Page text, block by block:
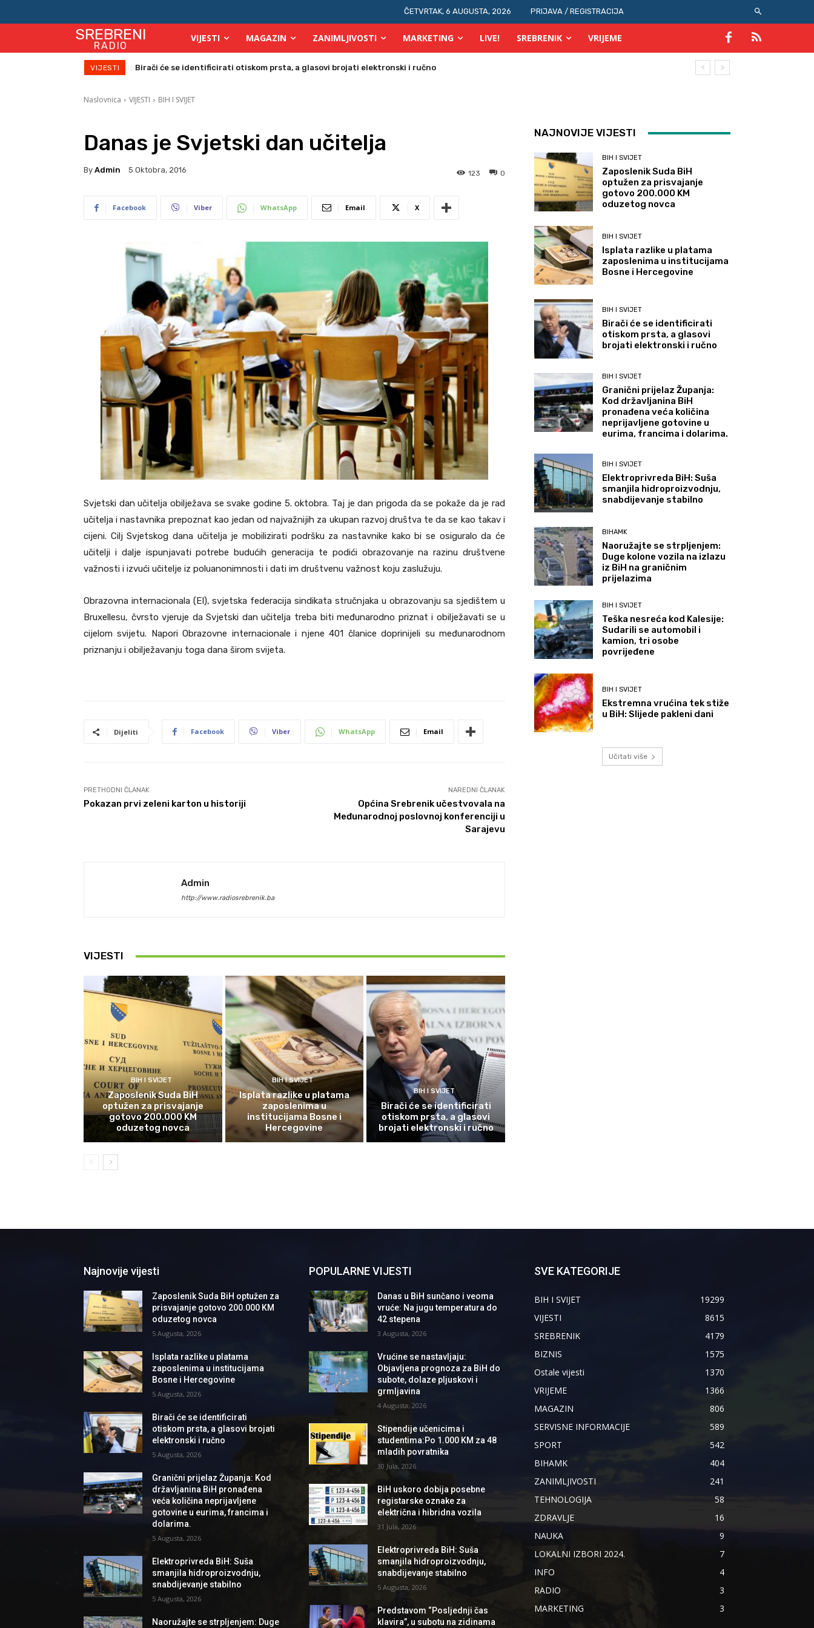
ČETVRTAK, 6 AUGUSTA, 2026 PRIJAVA / REGISTRACIJA
SREBRENI
RADIO
VIJESTI MAGAZIN ZANIMLJIVOSTI MARKETING LIVE! SREBRENIK VRIJEME
VIJESTI Birači će se identificirati otiskom prsta, a glasovi brojati elektronski i ručno
Naslovnica VIJESTI BIH I SVIJET
Danas je Svjetski dan učitelja
By Admin 5 Oktobra, 2016 0
123
Facebook Viber WhatsApp Email X
Svjetski dan učitelja obilježava se svake godine 5. oktobra. Taj je dan prigoda da se pokaže da je rad
učitelja i nastavnika prepoznat kao jedan od najvažnijih za ukupan razvoj društva te da se kao takav i
cijeni. Cilj Svjetskog dana učitelja je mobilizirati podršku za nastavnike kako bi se osiguralo da će
učitelji i dalje ispunjavati potrebe budućih generacija te podići obrazovanje na razinu društvene
važnosti i izvući učitelje iz poluanonimnosti i dati im društvenu važnost koju zaslužuju.
Obrazovna internacionala (EI), svjetska federacija sindikata stručnjaka u obrazovanju sa sjedištem u
Bruxellesu, čvrsto vjeruje da Svjetski dan učitelja treba biti međunarodno priznat i obilježavati se u
cijelom svijetu. Napori Obrazovne internacionale i njene 401 članice doprinijeli su međunarodnom
priznanju i obilježavanju toga dana širom svijeta.
Dijeliti Facebook Viber WhatsApp Email
PRETHODNI ČLANAK
Pokazan prvi zeleni karton u historiji
NAREDNI ČLANAK
Općina Srebrenik učestvovala na
Međunarodnoj poslovnoj konferenciji u
Sarajevu
Admin
http://www.radiosrebrenik.ba
VIJESTI
BIH I SVIJET
Zaposlenik Suda BiH
optužen za prisvajanje
gotovo 200.000 KM
oduzetog novca
BIH I SVIJET
Isplata razlike u platama
zaposlenima u
institucijama Bosne i
Hercegovine
BIH I SVIJET
Birači će se identificirati
otiskom prsta, a glasovi
brojati elektronski i ručno
NAJNOVIJE VIJESTI
BIH I SVIJET
Zaposlenik Suda BiH
optužen za prisvajanje
gotovo 200.000 KM
oduzetog novca
BIH I SVIJET
Isplata razlike u platama
zaposlenima u institucijama
Bosne i Hercegovine
BIH I SVIJET
Birači će se identificirati
otiskom prsta, a glasovi
brojati elektronski i ručno
BIH I SVIJET
Granični prijelaz Županja:
Kod državljanina BiH
pronađena veća količina
neprijavljene gotovine u
eurima, francima i dolarima.
BIH I SVIJET
Elektroprivreda BiH: Suša
smanjila hidroproizvodnju,
snabdijevanje stabilno
BIHAMK
Naoružajte se strpljenjem:
Duge kolone vozila na izlazu
iz BiH na graničnim
prijelazima
BIH I SVIJET
Teška nesreća kod Kalesije:
Sudarili se automobil i
kamion, tri osobe
povrijeđene
BIH I SVIJET
Ekstremna vrućina tek stiže
u BiH: Slijede pakleni dani
Učitati više
Najnovije vijesti
Zaposlenik Suda BiH optužen za
prisvajanje gotovo 200.000 KM
oduzetog novca
5 Augusta, 2026
Isplata razlike u platama
zaposlenima u institucijama
Bosne i Hercegovine
5 Augusta, 2026
Birači će se identificirati
otiskom prsta, a glasovi brojati
elektronski i ručno
5 Augusta, 2026
Granični prijelaz Županja: Kod
državljanina BiH pronađena
veća količina neprijavljene
gotovine u eurima, francima i
dolarima.
5 Augusta, 2026
Elektroprivreda BiH: Suša
smanjila hidroproizvodnju,
snabdijevanje stabilno
5 Augusta, 2026
Naoružajte se strpljenjem: Duge
POPULARNE VIJESTI
Danas u BiH sunčano i veoma
vruće: Na jugu temperatura do
42 stepena
3 Augusta, 2026
Vrućine se nastavljaju:
Objavljena prognoza za BiH do
subote, dolaze pljuskovi i
grmljavina
4 Augusta, 2026
Stipendije učenicima i
studentima:Po 1.000 KM za 48
mladih povratnika
30 Jula, 2026
BiH uskoro dobija posebne
registarske oznake za
električna i hibridna vozila
31 Jula, 2026
Elektroprivreda BiH: Suša
smanjila hidroproizvodnju,
snabdijevanje stabilno
5 Augusta, 2026
Predstavom “Posljednji čas
klavira”, u subotu na zidinama
SVE KATEGORIJE
BIH I SVIJET
19299
VIJESTI
8615
SREBRENIK
4179
BIZNIS
1575
Ostale vijesti
1370
VRIJEME
1366
MAGAZIN
806
SERVISNE INFORMACIJE
589
SPORT
542
BIHAMK
404
ZANIMLJIVOSTI
241
TEHNOLOGIJA
58
ZDRAVLJE
16
NAUKA
9
LOKALNI IZBORI 2024.
7
INFO
4
RADIO
3
MARKETING
3